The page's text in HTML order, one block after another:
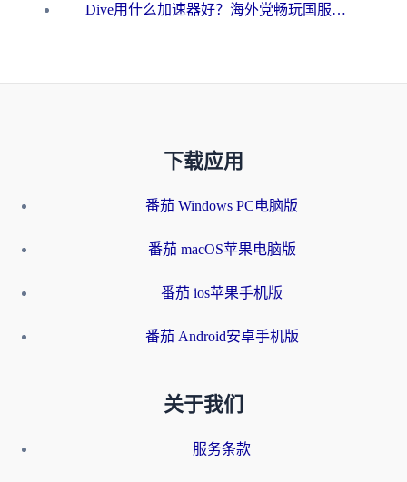
Dive用什么加速器好？海外党畅玩国服游戏的终极避坑指南
下载应用
番茄 Windows PC电脑版
番茄 macOS苹果电脑版
番茄 ios苹果手机版
番茄 Android安卓手机版
关于我们
服务条款